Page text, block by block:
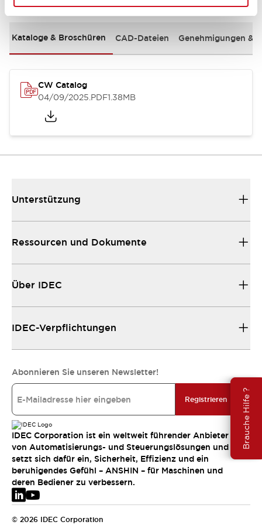
Brauche Hilfe ?
Kataloge & Broschüren CAD-Dateien Genehmigungen &
CW Catalog
04/09/2025.PDF1.38MB
Unterstützung
Ressourcen und Dokumente
Über IDEC
IDEC-Verpflichtungen
Abonnieren Sie unseren Newsletter!
Registrieren
IDEC Corporation ist ein weltweit führender Anbieter
von Automatisierungs- und Steuerungslösungen und
setzt sich dafür ein, Sicherheit, Effizienz und ein
beruhigendes Gefühl – ANSHIN – für Maschinen und
deren Bediener zu verbessern.
© 2026 IDEC Corporation